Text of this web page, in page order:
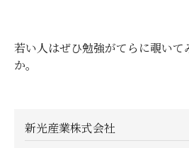
若い人はぜひ勉強がてらに覗いて
か。
新光産業株式会社